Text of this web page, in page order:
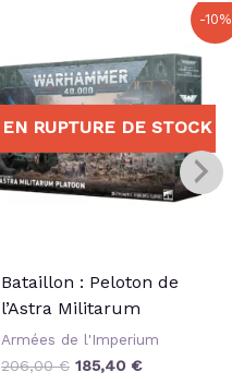
-10%
EN RUPTURE DE STOCK
Bataillon : Peloton de
l’Astra Militarum
Armées de l'Imperium
206,00€
était :
206,00 €.
185,40 €
actuel
est :
185,40 €.